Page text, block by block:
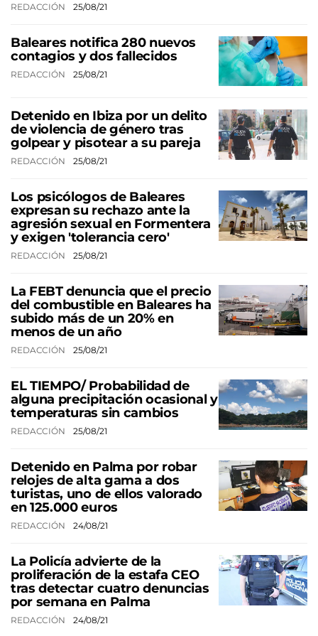
REDACCIÓN 25/08/21
Baleares notifica 280 nuevos
contagios y dos fallecidos
REDACCIÓN 25/08/21
Detenido en Ibiza por un delito
de violencia de género tras
golpear y pisotear a su pareja
REDACCIÓN 25/08/21
Los psicólogos de Baleares
expresan su rechazo ante la
agresión sexual en Formentera
y exigen 'tolerancia cero'
REDACCIÓN 25/08/21
La FEBT denuncia que el precio
del combustible en Baleares ha
subido más de un 20% en
menos de un año
REDACCIÓN 25/08/21
EL TIEMPO/ Probabilidad de
alguna precipitación ocasional y
temperaturas sin cambios
REDACCIÓN 25/08/21
Detenido en Palma por robar
relojes de alta gama a dos
turistas, uno de ellos valorado
en 125.000 euros
REDACCIÓN 24/08/21
La Policía advierte de la
proliferación de la estafa CEO
tras detectar cuatro denuncias
por semana en Palma
REDACCIÓN 24/08/21